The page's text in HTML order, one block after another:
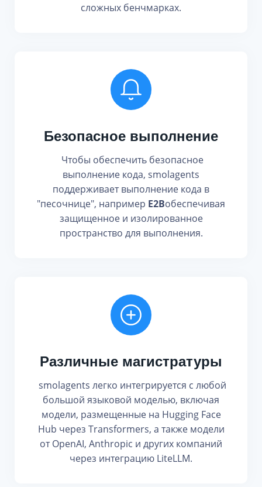
сложных бенчмарках.
Безопасное выполнение
Чтобы обеспечить безопасное
выполнение кода, smolagents
поддерживает выполнение кода в
"песочнице", например E2Bобеспечивая
защищенное и изолированное
пространство для выполнения.
Различные магистратуры
smolagents легко интегрируется с любой
большой языковой моделью, включая
модели, размещенные на Hugging Face
Hub через Transformers, а также модели
от OpenAI, Anthropic и других компаний
через интеграцию LiteLLM.